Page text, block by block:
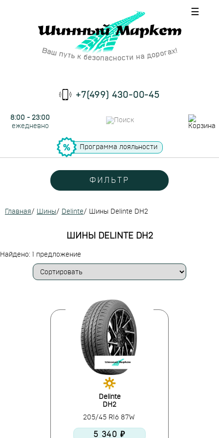
☰
+7(499) 430-00-45
8:00 - 23:00
ежедневно
Программа лояльности
ФИЛЬТР
Главная/ Шины/ Delinte/ Шины Delinte DH2
ШИНЫ DELINTE DH2
Найдено: 1 предложение
Delinte
DH2
205/45 R16 87W
5 340 ₽